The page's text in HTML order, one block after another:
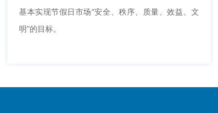
基本实现节假日市场“安全、秩序、质量、效益、文
明”的目标。